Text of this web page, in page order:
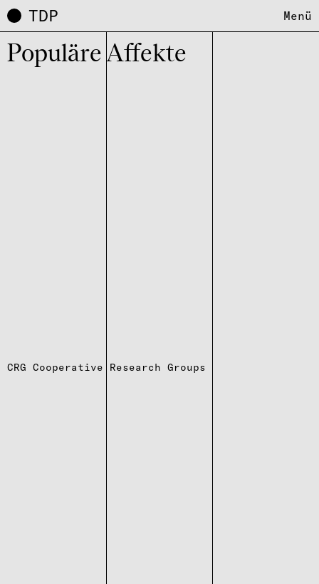
TDP Menü
Popu­läre Affekte
CRG Cooperative Research Groups